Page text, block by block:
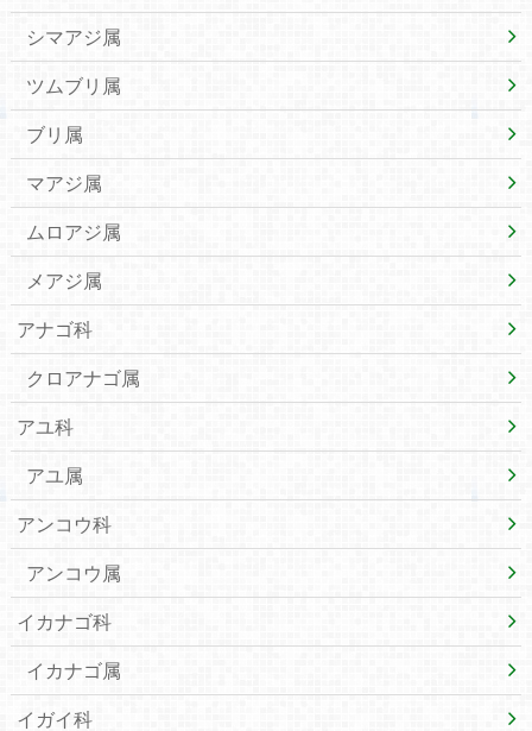
シマアジ属
ツムブリ属
ブリ属
マアジ属
ムロアジ属
メアジ属
アナゴ科
クロアナゴ属
アユ科
アユ属
アンコウ科
アンコウ属
イカナゴ科
イカナゴ属
イガイ科